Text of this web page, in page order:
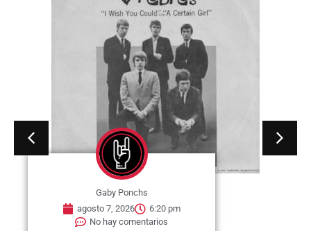
Gaby Ponchs
agosto 7, 2026
6:20 pm
No hay comentarios